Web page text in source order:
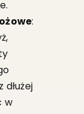
:
dłużej
w